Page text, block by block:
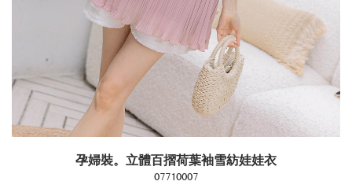
孕婦裝。立體百摺荷葉袖雪紡娃娃衣
07710007